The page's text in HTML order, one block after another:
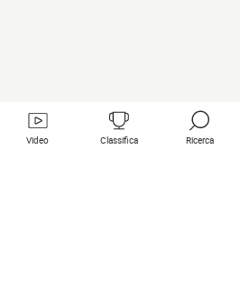
Video Classifica Ricerca